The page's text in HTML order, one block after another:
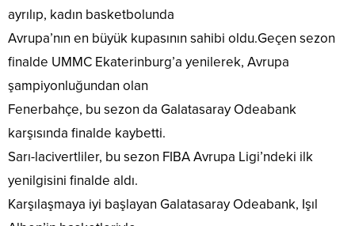
ayrılıp, kadın basketbolunda
Avrupa’nın en büyük kupasının sahibi oldu.Geçen sezon
finalde UMMC Ekaterinburg’a yenilerek, Avrupa
şampiyonluğundan olan
Fenerbahçe, bu sezon da Galatasaray Odeabank
karşısında finalde kaybetti.
Sarı-lacivertliler, bu sezon FIBA Avrupa Ligi’ndeki ilk
yenilgisini finalde aldı.
Karşılaşmaya iyi başlayan Galatasaray Odeabank, Işıl